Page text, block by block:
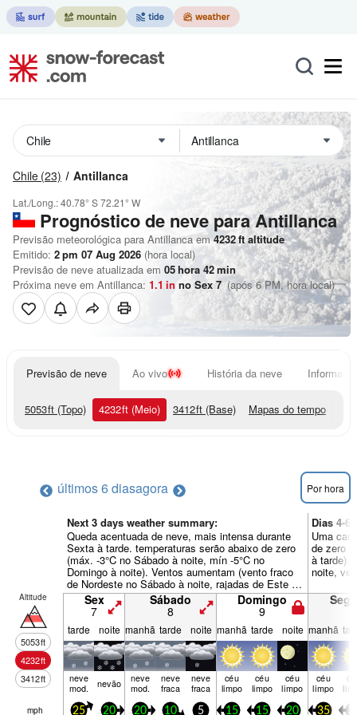
Chile (23) Antillanca
Lat./Long.:40.78° S72.21° W
Prognóstico de neve para Antillanca
Previsão meteorológica para Antillanca em 4232ftaltitude
Emitido: 2 pm 07 Aug 2026 (hora local)
Previsão de neve atualizada em 05hora 42min
Próxima neve em Antillanca: 1.1 in no Sex 7(após 6 PM, hora local)
Previsão de neve Ao vivo História da neve
5053ft (Topo) 4232ft (Meio) 3412ft (Base) Mapas do tempo
últimos 6 diasagora Por hora
Next 3 days weather summary:
Queda acentuada de neve, mais intensa durante
Sexta à tarde. temperaturas serão abaixo de zero
(máx. -3°C no Sábado à noite, mín -5°C no
Domingo à noite). Ventos aumentam (vento fraco
de Nordeste no Sábado à noite, rajadas de Este na
Seg de manhã).
Dias 4-6
Uma
de zero
à tarde).
noite,
Altitude
5053ft
4232ft
3412ft
Sex
7
Sábado
8
Domingo
9
tarde noite manhã tarde noite manhã tarde noite manhã
neve
mod. nevão neve
mod.
neve
fraca
neve
fraca
céu
limpo
céu
limpo
céu
limpo
céu
limpo
mph 25 20 20 10 5 15 15 20 35